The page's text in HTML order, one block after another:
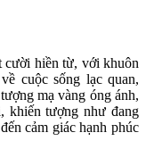
cười hiền từ, với khuôn
cuộc sống lạc quan,
mạ vàng óng ánh,
khiến tượng như đang
cảm giác hạnh phúc